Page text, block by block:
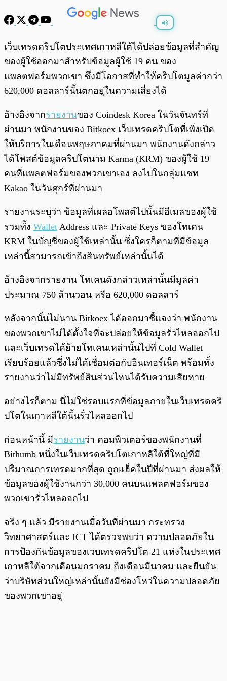
พร้อมเล่น 0:00 /0:00
เว็บเทรดคริปโตประเทศเกาหลีใต้ได้ปล่อยข้อมูลที่สำคัญ
ของผู้ใช้ออกมาสำหรับข้อมูลผู้ใช้ 19 คน ของ
แพลตฟอร์มพวกเขา ซึ่งมีโอกาสที่ทำให้คริปโตมูลค่ากว่า
620,000 ดอลลาร์นั้นตกอยู่ในความเสี่ยงได้
อ้างอิงจากรายงานของ Coindesk Korea ในวันจันทร์ที่
ผ่านมา พนักงานของ Bitkoex เว็บเทรดคริปโตที่เพิ่งเปิด
ให้บริการในเดือนพฤษภาคมที่ผ่านมา พนักงานดังกล่าว
ได้โพสต์ข้อมูลคริปโตนาม Karma (KRM) ของผู้ใช้ 19
คนที่แพลตฟอร์มของพวกเขาเอง ลงไปในกลุ่มแชท
Kakao ในวันศุกร์ที่ผ่านมา
รายงานระบุว่า ข้อมูลที่เผลอโพสต์ไปนั้นมีอีเมลของผู้ใช้
รวมทั้ง Wallet Address และ Private Keys ของโทเคน
KRM ในบัญชีของผู้ใช้เหล่านั้น ซึ่งใครก็ตามที่มีข้อมูล
เหล่านี้สามารถเข้าถึงสินทรัพย์เหล่านั้นได้
อ้างอิงจากรายงาน โทเคนดังกล่าวเหล่านั้นมีมูลค่า
ประมาณ 750 ล้านวอน หรือ 620,000 ดอลลาร์
หลังจากนั้นไม่นาน Bitkoex ได้ออกมาชี้แจงว่า พนักงาน
ของพวกเขาไม่ได้ตั้งใจที่จะปล่อยให้ข้อมูลรั่วไหลออกไป
และเว็บเทรดได้ย้ายโทเคนเหล่านั้นไปที่ Cold Wallet
เรียบร้อยแล้วซึ่งไม่ได้เชื่อมต่อกับอินเทอร์เน็ต พร้อมทั้ง
รายงานว่าไม่มีทรัพย์สินส่วนไหนได้รับความเสียหาย
อย่างไรก็ตาม นี่ไม่ใช่รอบแรกที่ข้อมูลภายในเว็บเทรดคริ
ปโตในเกาหลีใต้นั้นรั่วไหลออกไป
ก่อนหน้านี้ มีรายงานว่า คอมพิวเตอร์ของพนักงานที่
Bithumb หนึ่งในเว็บเทรดคริปโตเกาหลีใต้ที่ใหญ่ที่มี
ปริมาณการเทรดมากที่สุด ถูกแฮ็คในปีที่ผ่านมา ส่งผลให้
ข้อมูลของผู้ใช้งานกว่า 30,000 คนบนแพลตฟอร์มของ
พวกเขารั่วไหลออกไป
จริง ๆ แล้ว มีรายงานเมื่อวันที่ผ่านมา กระทรวง
วิทยาศาสตร์และ ICT ได้ตรวจพบว่า ความปลอดภัยใน
การป้องกันข้อมูลของเวบเทรดคริปโต 21 แห่งในประเทศ
เกาหลีใต้จากเดือนมกราคม ถึงเดือนมีนาคม และยืนยัน
ว่าบริษัทส่วนใหญ่เหล่านั้นยังมีช่องโหว่ในความปลอดภัย
ของพวกเขาอยู่